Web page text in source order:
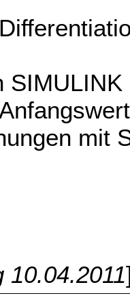
SIMULINK
mit
10.04.2011